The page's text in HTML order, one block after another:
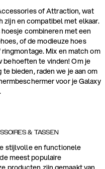
of Attraction, wat
zijn en compatibel met elkaar.
combineren met een
of de modieuze hoes
Mix en match om
te vinden! Om je
bieden, raden we je aan om
voor je Galaxy
& TASSEN
stijlvolle en functionele
meest populaire